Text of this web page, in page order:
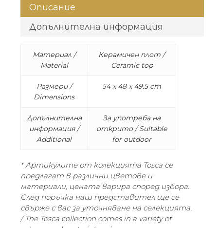
Описание
Допълнителна информация
Материал /
Material
Керамичен плот /
Ceramic top
Размери /
Dimensions
54 x 48 x 49.5 cm
Допълнителна
информация /
Additional
За употреба на
открито / Suitable
for outdoor
* Артикулите от колекцията Tosca се
предлагат в различни цветове и
материали, цената варира според избора.
След поръчка наш представител ще се
свърже с вас за уточняване на селекцията.
/ The Tosca collection comes in a variety of